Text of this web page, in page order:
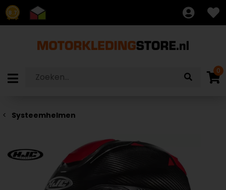
8.7
0
Systeemhelmen